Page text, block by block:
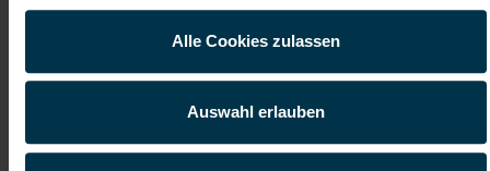
Alle Cookies zulassen
Auswahl erlauben
und willige ein, dass meine personenbezogenen Daten im
Rahmen meiner Initiativbewerbung für die Dauer von drei
Jahren verarbeitet werden dürfen.*